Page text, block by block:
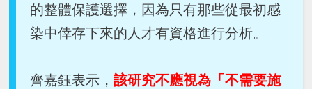
的整體保護選擇，因為只有那些從最初感
染中倖存下來的人才有資格進行分析。
齊嘉鈺表示，該研究不應視為「不需要施